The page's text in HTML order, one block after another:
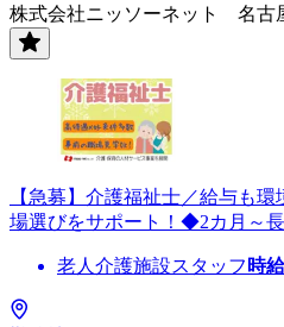
株式会社ニッソーネット 名古
【急募】介護福祉士／給与も
場選びをサポート！◆2カ月～長
老人介護施設スタッフ 時給